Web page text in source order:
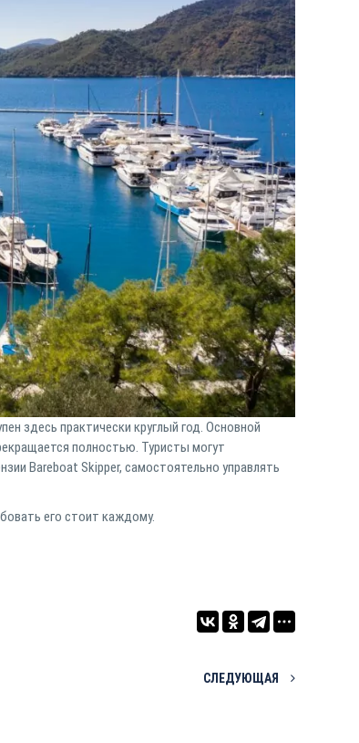
здесь практически круглый год. Основной
полностью. Туристы могут
Bareboat Skipper, самостоятельно управлять
его стоит каждому.
СЛЕДУЮЩАЯ